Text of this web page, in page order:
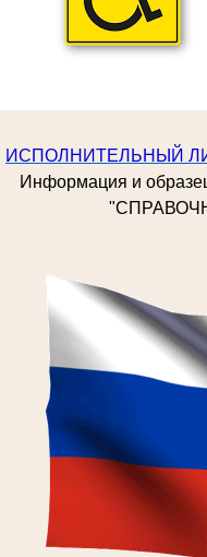
ИСПОЛНИТЕЛЬНЫЙ
Информация и